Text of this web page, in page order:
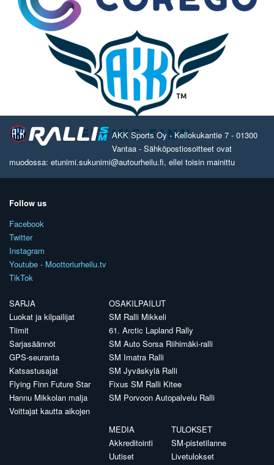
AKK Sports Oy - Kellokukantie 7 - 01300
Vantaa - Sähköpostiosoitteet ovat
muodossa: etunimi.sukunimi@autourheilu.fi, ellei toisin mainittu
Follow us
Facebook
Twitter
Instagram
Youtube - Moottoriurheilu.tv
TikTok
SARJA
Luokat ja kilpailijat
Tiimit
Sarjasäännöt
GPS-seuranta
Katsastusajat
Flying Finn Future Star
Hannu Mikkolan malja
Voittajat kautta aikojen
OSAKILPAILUT
SM Ralli Mikkeli
61. Arctic Lapland Rally
SM Auto Sorsa Riihimäki-ralli
SM Imatra Ralli
SM Jyväskylä Ralli
Fixus SM Ralli Kitee
SM Porvoon Autopalvelu Ralli
MEDIA
Akkreditointi
Uutiset
TULOKSET
SM-pistetilanne
Livetulokset